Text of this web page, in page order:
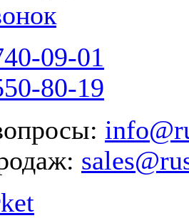
09-01
80-19